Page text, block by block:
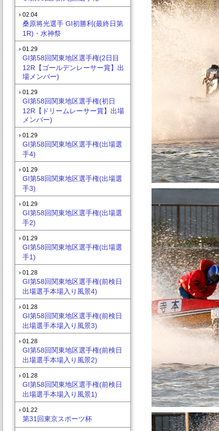
02.04
桑原将光選手 GI初勝利(最終日第
1R)・水神祭
01.29
GI第58回関東地区選手権(2日目
12R【ゴールデンレーサー賞】出
場メンバー)
01.29
GI第58回関東地区選手権(初日
12R【ドリームレーサー賞】出場
メンバー)
01.29
GI第58回関東地区選手権(出場選
手4)
01.29
GI第58回関東地区選手権(出場選
手3)
01.29
GI第58回関東地区選手権(出場選
手2)
01.29
GI第58回関東地区選手権(出場選
手1)
01.28
GI第58回関東地区選手権(前検日
出場選手本場入り風景4)
01.28
GI第58回関東地区選手権(前検日
出場選手本場入り風景3)
01.28
GI第58回関東地区選手権(前検日
出場選手本場入り風景2)
01.28
GI第58回関東地区選手権(前検日
出場選手本場入り風景1)
01.22
第31回東京スポーツ杯